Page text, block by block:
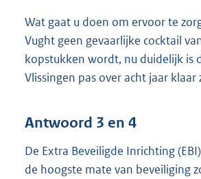
Wat gaat u doen om ervoor te
Vught geen gevaarlijke cocktail
kopstukken wordt, nu duidelijk is
Vlissingen pas over acht jaar klaar
Antwoord 3 en 4
De Extra Beveiligde Inrichting
de hoogste mate van beveiliging